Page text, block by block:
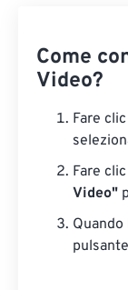
Come
Video?
Fare
Fare
Video"
pulsante